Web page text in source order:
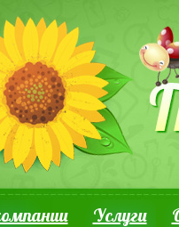
Услуги